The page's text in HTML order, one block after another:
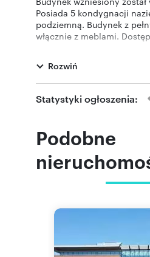
Posiada 5 kondygnacji
podziemną. Budynek z
włącznie z meblami.
Szukasz biura, lokalu
000 ofert dla Ciebie!
Kompleksowo doradzamy
lokalizacji, standardu
Niniejsza oferta handlowa
innych właściwych
służą jedynie celom
nieruchomości ASARI
Rozwiń
Statystyki ogłoszenia:
Podobne